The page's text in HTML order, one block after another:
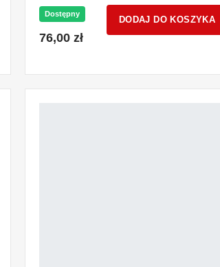
Dostępny
76,00 zł
DODAJ DO KOSZYKA